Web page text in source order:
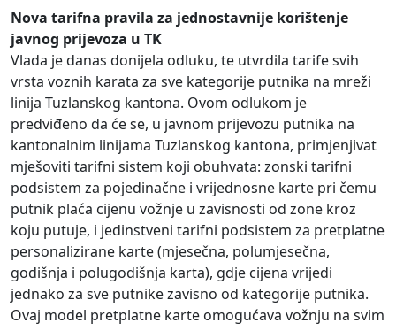
Nova tarifna pravila za jednostavnije korištenje
javnog prijevoza u TK
Vlada je danas donijela odluku, te utvrdila tarife svih
vrsta voznih karata za sve kategorije putnika na mreži
linija Tuzlanskog kantona. Ovom odlukom je
predviđeno da će se, u javnom prijevozu putnika na
kantonalnim linijama Tuzlanskog kantona, primjenjivat
mješoviti tarifni sistem koji obuhvata: zonski tarifni
podsistem za pojedinačne i vrijednosne karte pri čemu
putnik plaća cijenu vožnje u zavisnosti od zone kroz
koju putuje, i jedinstveni tarifni podsistem za pretplatne
personalizirane karte (mjesečna, polumjesečna,
godišnja i polugodišnja karta), gdje cijena vrijedi
jednako za sve putnike zavisno od kategorije putnika.
Ovaj model pretplatne karte omogućava vožnju na svim